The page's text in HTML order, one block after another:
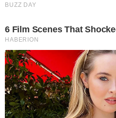
BUZZ DAY
6 Film Scenes That
HABERION